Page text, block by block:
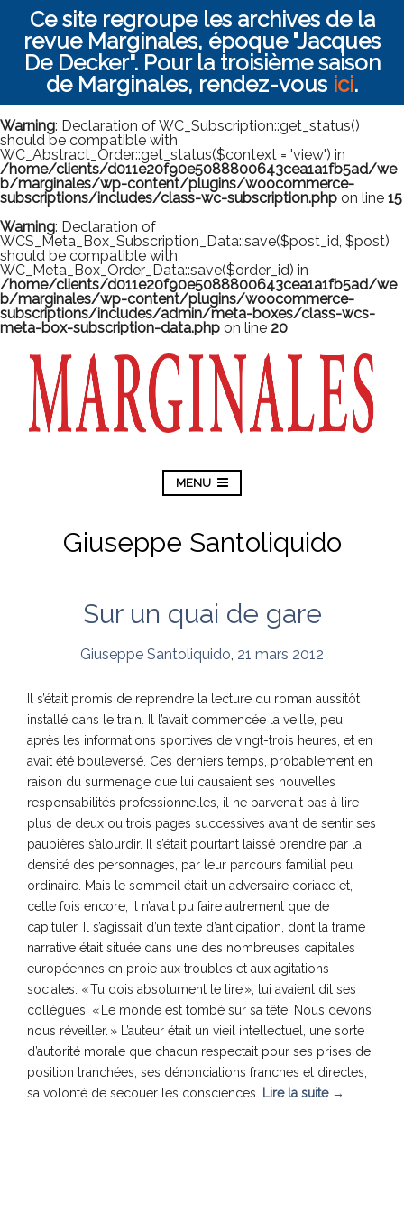
Ce site regroupe les archives de la
revue Marginales, époque "Jacques
De Decker". Pour la troisième saison
de Marginales, rendez-vous ici.
Warning: Declaration of WC_Subscription::get_status()
should be compatible with
WC_Abstract_Order::get_status($context = 'view') in
/home/clients/d011e20f90e5088800643cea1a1fb5ad/we
b/marginales/wp-content/plugins/woocommerce-
subscriptions/includes/class-wc-subscription.php on line 15
Warning: Declaration of
WCS_Meta_Box_Subscription_Data::save($post_id, $post)
should be compatible with
WC_Meta_Box_Order_Data::save($order_id) in
/home/clients/d011e20f90e5088800643cea1a1fb5ad/we
b/marginales/wp-content/plugins/woocommerce-
subscriptions/includes/admin/meta-boxes/class-wcs-
meta-box-subscription-data.php on line 20
MENU
Giuseppe Santoliquido
Sur un quai de gare
Giuseppe Santoliquido, 21 mars 2012
Il s’était promis de reprendre la lecture du roman aussitôt
installé dans le train. Il l’avait commencée la veille, peu
après les informations sportives de vingt-trois heures, et en
avait été bouleversé. Ces derniers temps, probablement en
raison du surmenage que lui causaient ses nouvelles
responsabilités professionnelles, il ne parvenait pas à lire
plus de deux ou trois pages successives avant de sentir ses
paupières s’alourdir. Il s’était pourtant laissé prendre par la
densité des personnages, par leur parcours familial peu
ordinaire. Mais le sommeil était un adversaire coriace et,
cette fois encore, il n’avait pu faire autrement que de
capituler. Il s’agissait d’un texte d’anticipation, dont la trame
narrative était située dans une des nombreuses capitales
européennes en proie aux troubles et aux agitations
sociales. « Tu dois absolument le lire », lui avaient dit ses
collègues. « Le monde est tombé sur sa tête. Nous devons
nous réveiller. » L’auteur était un vieil intellectuel, une sorte
d’autorité morale que chacun respectait pour ses prises de
position tranchées, ses dénonciations franches et directes,
sa volonté de secouer les consciences.
Lire la suite →